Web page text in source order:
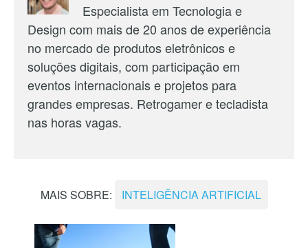
Especialista em Tecnologia e
Design com mais de 20 anos de experiência
no mercado de produtos eletrônicos e
soluções digitais, com participação em
eventos internacionais e projetos para
grandes empresas. Retrogamer e tecladista
nas horas vagas.
MAIS SOBRE: INTELIGÊNCIA ARTIFICIAL